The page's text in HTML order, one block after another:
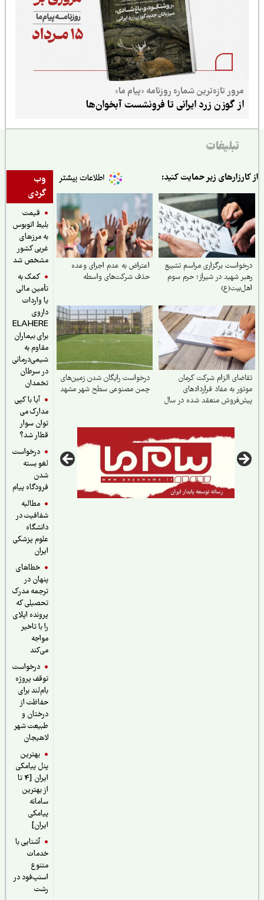
مرور تازه‌ترین شماره روزنامه «پیام ما»
از گوزن زرد ایرانی تا فرونشست آبخوان‌ها
تبلیغات
وب
گردی
قیمت
بلیط اتوبوس
به مرزهای
غربی کشور
مشخص شد
کمک به
تأمین مالی
یا واردات
داروی
ELAHERE
برای بیماران
مقاوم به
شیمی‌درمانی
در سرطان
تخمدان
آیا با کپی
مدارک می
توان سوار
قطار شد؟
درخواست
لغو بسته
فرودگاه پیام
مطالبه
شفافیت در
دانشگاه
علوم پزشکی
خطاهای
پنهان در
ترجمه مدرک
تحصیلی که
پرونده اپلای
را با تاخیر
درخواست
توقف پروژه
بام‌لند برای
حفاظت از
درختان و
طبیعت شهر
لاهیجان
بهترین
پنل پیامکی
ایران [4 تا
از بهترین
سامانه
پیامکی
آشنایی با
خدمات
اسنپ‌فود در
زیر حمایت کنید:
برگزاری مراسم تشییع
شهید در شیراز؛ حرم سوم
اعتراض به عدم اجرای وعده
حذف شرکت‌های واسطه
الزام شرکت کرمان
به مفاد قراردادهای
منعقد شده در سال
درخواست رایگان شدن زمین‌های
چمن مصنوعی سطح شهر مشهد